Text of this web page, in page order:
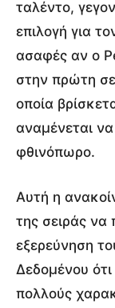
ταλέντο,
επιλογή για
ασαφές αν ο
στην πρώτη
οποία
αναμένεται
φθινόπωρο.
Αυτή η
της σειράς να
εξερεύνηση
Δεδομένου ότι
πολλούς